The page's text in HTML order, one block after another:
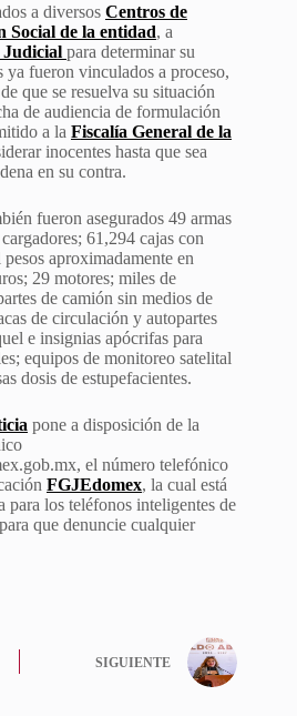
a diversos Centros de
Social de la entidad, a
para determinar su
fueron vinculados a proceso,
que se resuelva su situación
de audiencia de formulación
a la Fiscalía General de la
inocentes hasta que sea
en su contra.
fueron asegurados 49 armas
61,294 cajas con
aproximadamente en
29 motores; miles de
de camión sin medios de
de circulación y autopartes
e insignias apócrifas para
equipos de monitoreo satelital
dosis de estupefacientes.
pone a disposición de la
el número telefónico
FGJEdomex, la cual está
para los teléfonos inteligentes de
que denuncie cualquier
SIGUIENTE